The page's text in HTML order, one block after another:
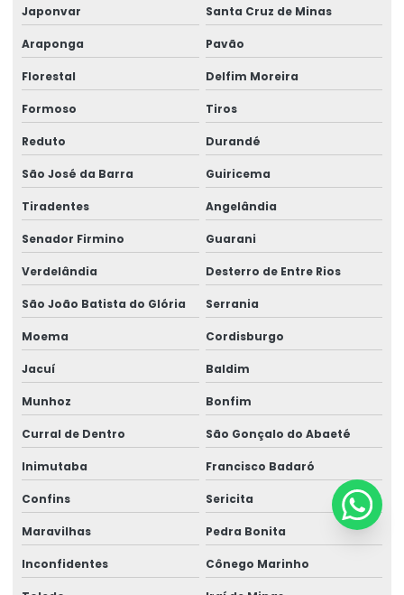
Japonvar Santa Cruz de Minas
Araponga Pavão
Florestal Delfim Moreira
Formoso Tiros
Reduto Durandé
São José da Barra Guiricema
Tiradentes Angelândia
Senador Firmino Guarani
Verdelândia Desterro de Entre Rios
São João Batista do Glória Serrania
Moema Cordisburgo
Jacuí Baldim
Munhoz Bonfim
Curral de Dentro São Gonçalo do Abaeté
Inimutaba Francisco Badaró
Confins Sericita
Maravilhas Pedra Bonita
Inconfidentes Cônego Marinho